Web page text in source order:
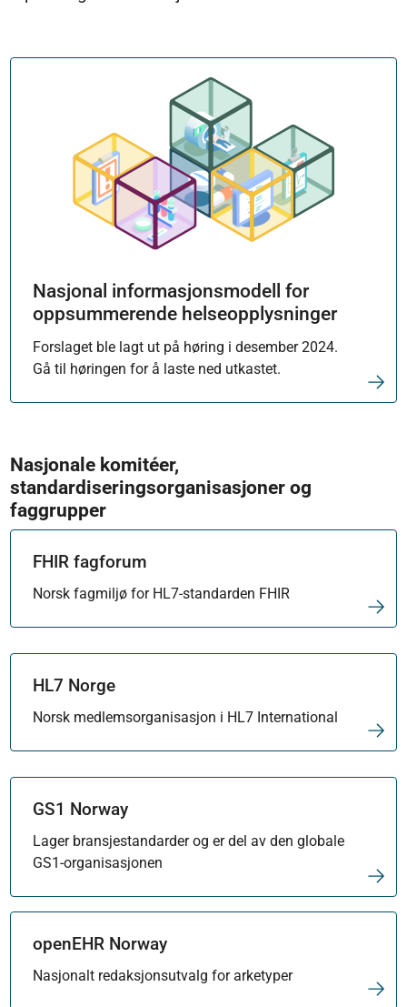
Nasjonal informasjonsmodell for
oppsummerende helseopplysninger
Forslaget ble lagt ut på høring i desember 2024.
Gå til høringen for å laste ned utkastet.
Nasjonale komitéer,
standardiseringsorganisasjoner og
faggrupper
FHIR fagforum
Norsk fagmiljø for HL7-standarden FHIR
HL7 Norge
Norsk medlemsorganisasjon i HL7 International
GS1 Norway
Lager bransjestandarder og er del av den globale
GS1-organisasjonen
openEHR Norway
Nasjonalt redaksjonsutvalg for arketyper